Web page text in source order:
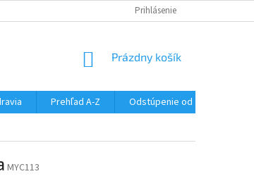
VŠETKO O NÁKUPE
Prihlásenie
NÁKUPNÝ
Prázdny košík
Prehľad A-Z Odstúpenie od zmluvy
MYC113